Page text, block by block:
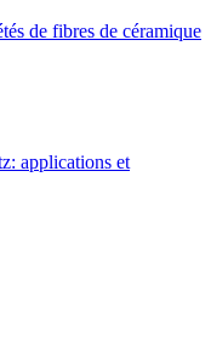
de fibres de céramique
applications et